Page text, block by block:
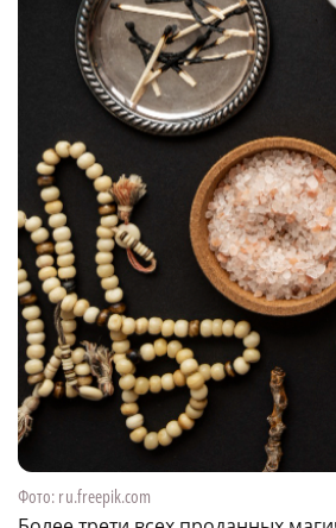
Фото: ru.freepik.com